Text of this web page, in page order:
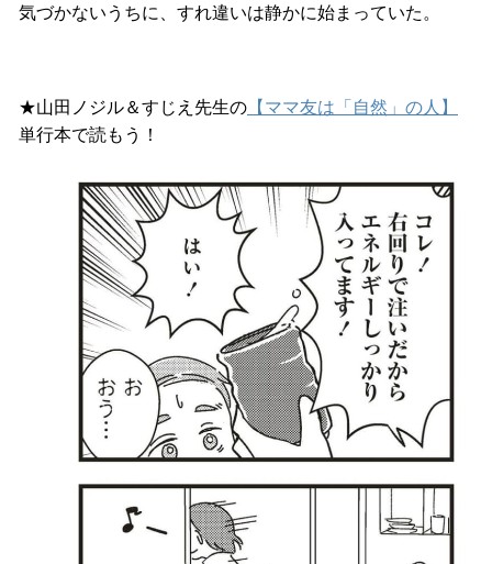
気づかないうちに、すれ違いは静かに始まっていた。
★山田ノジル＆すじえ先生の 【ママ友は「自然」の人】
単行本で読もう！